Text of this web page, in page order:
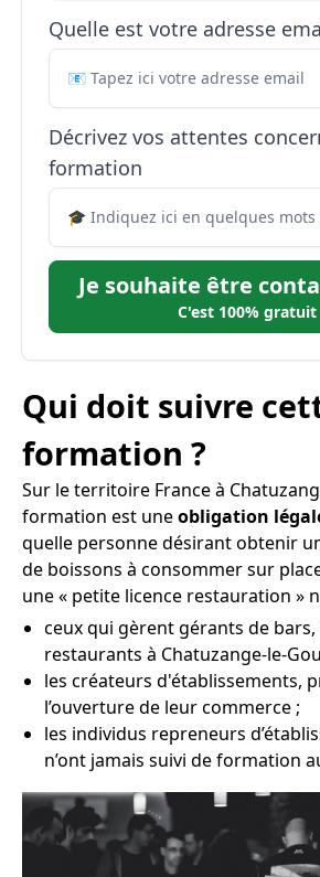
Quelle est votre adresse
Décrivez vos attentes
formation
Je souhaite être
C'est 100% gratuit
Qui doit suivre
formation ?
Sur le territoire France à
formation est uneobligation
quelle personne désirant obtenir
de boissons à consommer sur
une « petite licence restauration »
ceux qui gèrent gérants de
restaurants à Chatuzange-le-
les créateurs d'établissements,
l’ouverture de leur commerce ;
les individus repreneurs
n’ont jamais suivi de formation